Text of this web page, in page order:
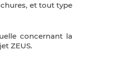
et tout type
concernant la
ZEUS.